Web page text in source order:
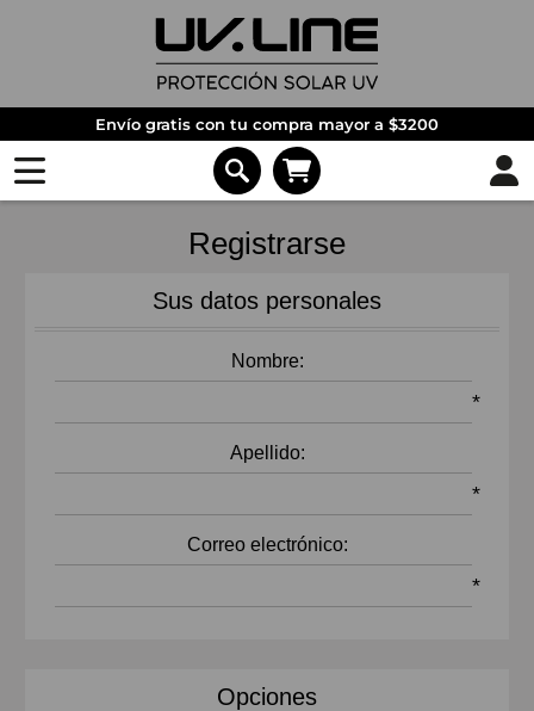
Envío gratis con tu compra mayor a $3200
Registrarse
Sus datos personales
Nombre:
*
Apellido:
*
Correo electrónico:
*
Opciones